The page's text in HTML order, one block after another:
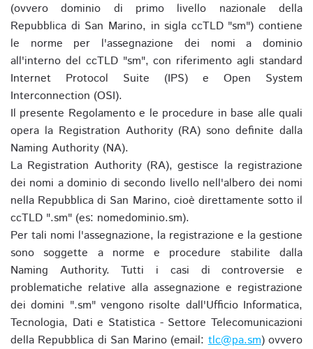
(ovvero dominio di primo livello nazionale della
Repubblica di San Marino, in sigla ccTLD "sm") contiene
le norme per l'assegnazione dei nomi a dominio
all'interno del ccTLD "sm", con riferimento agli standard
Internet Protocol Suite (IPS) e Open System
Interconnection (OSI).
Il presente Regolamento e le procedure in base alle quali
opera la Registration Authority (RA) sono definite dalla
Naming Authority (NA).
La Registration Authority (RA), gestisce la registrazione
dei nomi a dominio di secondo livello nell'albero dei nomi
nella Repubblica di San Marino, cioè direttamente sotto il
ccTLD ".sm" (es: nomedominio.sm).
Per tali nomi l'assegnazione, la registrazione e la gestione
sono soggette a norme e procedure stabilite dalla
Naming Authority. Tutti i casi di controversie e
problematiche relative alla assegnazione e registrazione
dei domini ".sm" vengono risolte dall'Ufficio Informatica,
Tecnologia, Dati e Statistica - Settore Telecomunicazioni
della Repubblica di San Marino (email:tlc@pa.sm) ovvero